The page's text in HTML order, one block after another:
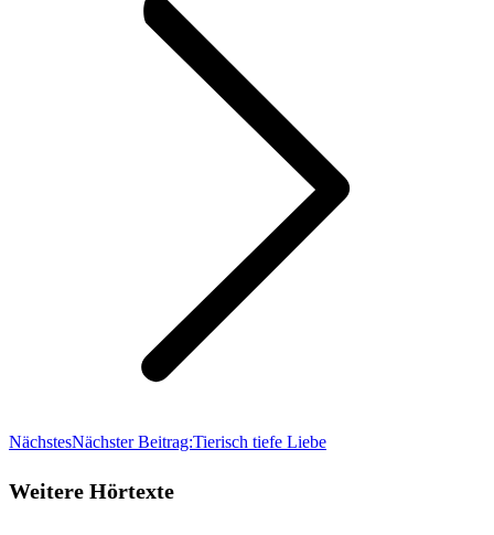
NächstesNächster Beitrag:Tierisch tiefe Liebe
Weitere Hörtexte